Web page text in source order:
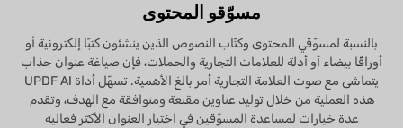
مسوّقو المحتوى
بالنسبة لمسوّقي المحتوى وكتّاب النصوص الذين ينشئون كتبًا إلكترونية أو
أوراقًا بيضاء أو أدلة للعلامات التجارية والحملات، فإن صياغة عنوان جذاب
يتماشى مع صوت العلامة التجارية أمر بالغ الأهمية. تسهّل أداة UPDF AI
هذه العملية من خلال توليد عناوين مقنعة ومتوافقة مع الهدف، وتقدم
عدة خيارات لمساعدة المسوّقين في اختيار العنوان الأكثر فعالية